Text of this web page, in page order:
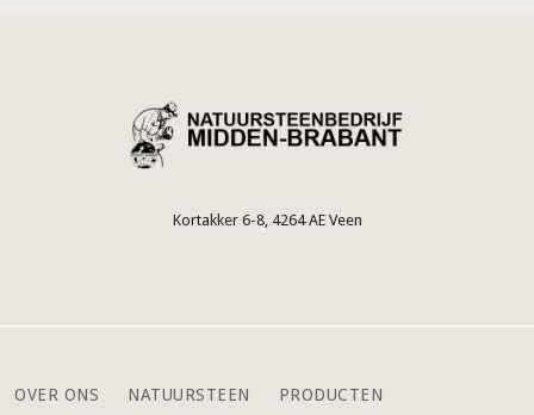
Kortakker 6-8, 4264 AE Veen
OVER ONS NATUURSTEEN
PRODUCTEN